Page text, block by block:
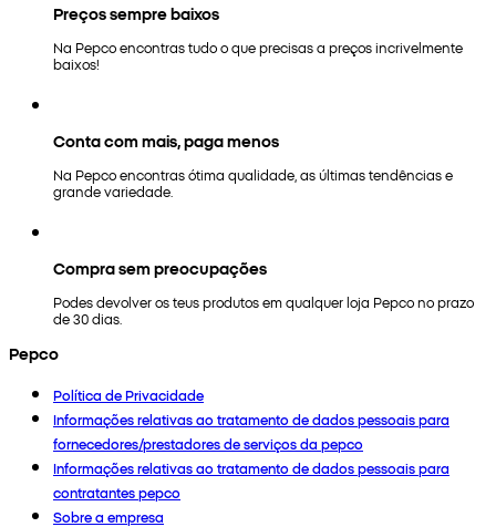
Preços sempre baixos
Na Pepco encontras tudo o que precisas a preços incrivelmente
baixos!
Conta com mais, paga menos
Na Pepco encontras ótima qualidade, as últimas tendências e
grande variedade.
Compra sem preocupações
Podes devolver os teus produtos em qualquer loja Pepco no prazo
de 30 dias.
Pepco
Política de Privacidade
Informações relativas ao tratamento de dados pessoais para
fornecedores/prestadores de serviços da pepco
Informações relativas ao tratamento de dados pessoais para
contratantes pepco
Sobre a empresa